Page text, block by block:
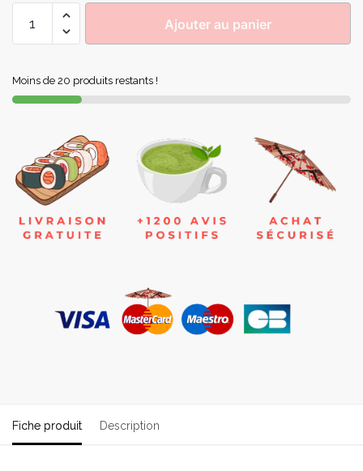
Ajouter au panier
Moins de 20 produits restants !
Fiche produit Description